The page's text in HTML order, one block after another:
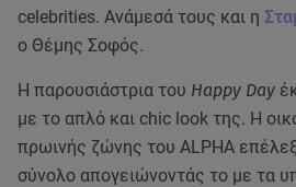
celebrities. Ανάμεσά τους και η
ο Θέμης Σοφός.
Η παρουσιάστρια του Happy Day
με το απλό και chic look της. Η
πρωινής ζώνης του ALPHA
σύνολο απογειώνοντάς το με τα